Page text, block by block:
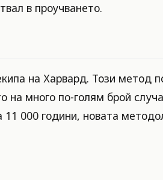
в проучването.
на Харвард. Този метод
на много по-голям брой
000 години, новата